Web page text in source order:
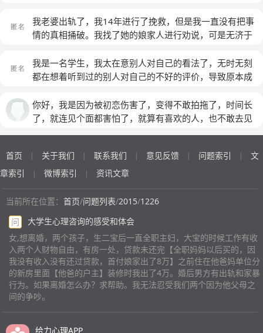
西走我没揭穿他，他这个人有点自私自利，我们感情以前
就不好，他不喜欢我我也知道，但我爱他，尽管他一次次
离了我什么也没有，不离吧这日子实在难过，我也不知道
该怎么办了，我现在很矛盾
20万购了一套二手房。2,存款，目前两人共有 五万存
款。3,孩子，女孩，十个月。4，工作，男方在一家国有
单位的下属企业，平均月薪2500（扣除五险一金后，另
有不固定的年终奖数千至一万以上）。5,离婚原因，生育
也负责一部分家庭开销。女方产后身体不佳负担各种家务
重担，身体每兑愈下，现体重仅70多斤，严重虚弱。感情
样分配？(匿名)
我老婆出轨了，我14年进行了挽救，但是我一直没有把事
情的真相捅破。我找了她的娘家人进行劝说，可是无济于
忌惮。可能是认为我拿她没有办法。 我在现在想离婚，
可是父母已死威胁，不离婚我现在接受不了。我从年初三
我到底何去何从？ 现在的核心是，离婚，父母反对，离
婚，我的事业倒闭，离婚，孩子失去母爱。 可是不离
我是一名学生，我太在意别人对自己的看法了，无时无刻
都在想着听到过的别人对自己的不好的评价，导致原本成
到新环境中去，但是暂时不可行，我知道这样不对，但是
我不知道该怎么办(匿名)
你好，我是因为被初恋伤害了，变得不敢拍拖了，时间长
了，就连见个面都害怕了，就算有喜欢的人，也不敢去见
首页 | 关于我们 | 联系我们 | 意见反馈 | 问题索引 |
文
章索引
| 微博索引 | 资讯文章
当前所在位置： 首页/问题列表/2015/1226
问
大学生心理咨询的感受和体会
女,想离婚，两个孩子，生二宝后一直全职主妇，大宝的时候工作有收
入两个人财物自由，有房一处，贷款未还完【全职妈妈以后买的，因
我没有收入没有还过贷款，首付娘家出了8万】之前住在他爸妈单位分
的新房里面【他爸的户主】装修时我出了4万。婚后男方有出轨和家暴
行为。如果离婚怎么办？求帮助。我无法忍受我们两个因为他父母之
间的争吵。
给力心理APP